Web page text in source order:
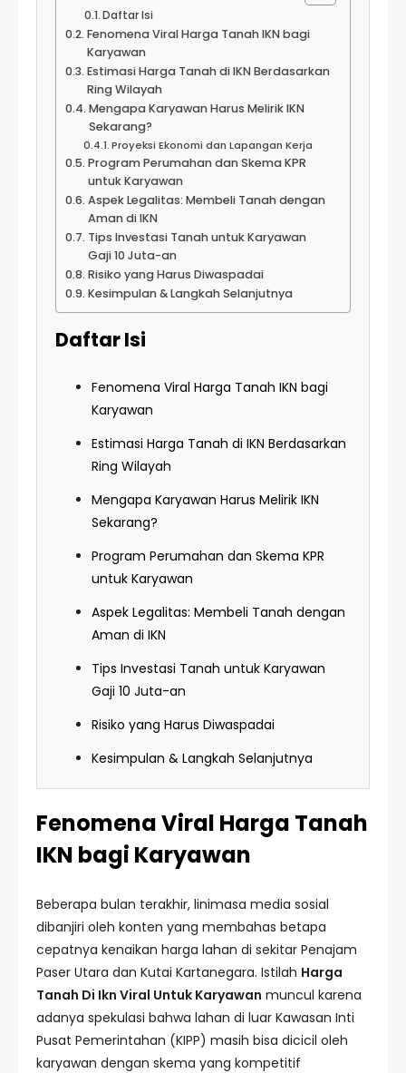
Daftar Isi
Fenomena Viral Harga Tanah IKN bagi
Karyawan
Estimasi Harga Tanah di IKN Berdasarkan
Ring Wilayah
Mengapa Karyawan Harus Melirik IKN
Sekarang?
Proyeksi Ekonomi dan Lapangan Kerja
Program Perumahan dan Skema KPR
untuk Karyawan
Aspek Legalitas: Membeli Tanah dengan
Aman di IKN
Tips Investasi Tanah untuk Karyawan
Gaji 10 Juta-an
Risiko yang Harus Diwaspadai
Kesimpulan & Langkah Selanjutnya
Daftar Isi
Fenomena Viral Harga Tanah IKN bagi
Karyawan
Estimasi Harga Tanah di IKN Berdasarkan
Ring Wilayah
Mengapa Karyawan Harus Melirik IKN
Sekarang?
Program Perumahan dan Skema KPR
untuk Karyawan
Aspek Legalitas: Membeli Tanah dengan
Aman di IKN
Tips Investasi Tanah untuk Karyawan
Gaji 10 Juta-an
Risiko yang Harus Diwaspadai
Kesimpulan & Langkah Selanjutnya
Fenomena Viral Harga Tanah
IKN bagi Karyawan
Beberapa bulan terakhir, linimasa media sosial
dibanjiri oleh konten yang membahas betapa
cepatnya kenaikan harga lahan di sekitar Penajam
Paser Utara dan Kutai Kartanegara. Istilah Harga
Tanah Di Ikn Viral Untuk Karyawan muncul karena
adanya spekulasi bahwa lahan di luar Kawasan Inti
Pusat Pemerintahan (KIPP) masih bisa dicicil oleh
karyawan dengan skema yang kompetitif